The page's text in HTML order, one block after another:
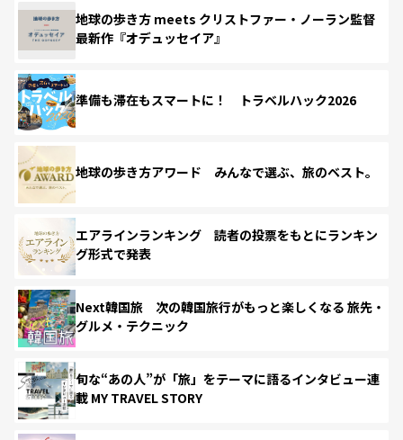
地球の歩き方 meets クリストファー・ノーラン監督
最新作『オデュッセイア』
準備も滞在もスマートに！ トラベルハック2026
地球の歩き方アワード みんなで選ぶ、旅のベスト。
エアラインランキング 読者の投票をもとにランキン
グ形式で発表
Next韓国旅 次の韓国旅行がもっと楽しくなる 旅先・
グルメ・テクニック
旬な“あの人”が「旅」をテーマに語るインタビュー連
載 MY TRAVEL STORY